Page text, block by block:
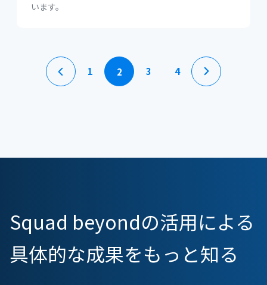
います。
1 2 3 4
Squad beyondの活用による
具体的な成果をもっと知る